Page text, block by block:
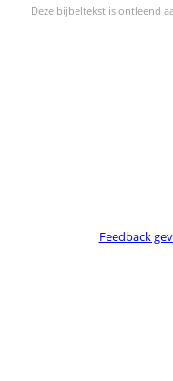
Deze bijbeltekst is ontleend
Feedback